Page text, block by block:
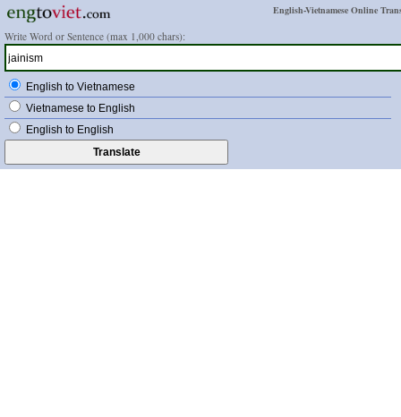
English-Vietnamese Online
Write Word or Sentence (max 1,000 chars):
English to Vietnamese
Vietnamese to English
English to English